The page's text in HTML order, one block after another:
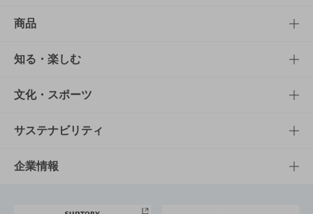
商品
商品TOP
商品一覧
商品発売情報
栄養成分一覧
知る・楽しむ
知る・楽しむTOP
キャンペーン
工場見学
文化・スポーツ
文化・スポーツTOP
サントリーホール
サステナビリティ
サステナビリティTOP
企業情報